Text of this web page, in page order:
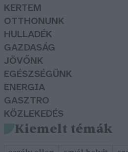
KERTEM
OTTHONUNK
HULLADÉK
GAZDASÁG
JÖVŐNK
EGÉSZSÉGÜNK
ENERGIA
GASZTRO
KÖZLEKEDÉS
Kiemelt témák